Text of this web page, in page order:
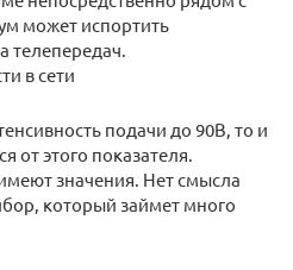
может испортить
телепередач.
в сети
подачи до 90В, то и
от этого показателя.
значения. Нет смысла
который займет много